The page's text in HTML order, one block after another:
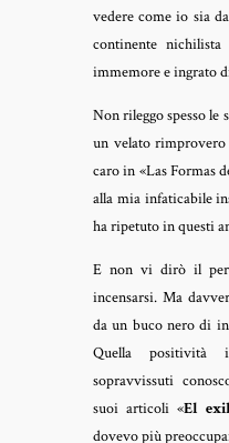
vedere come io sia
continente nichilista
immemore e ingrato
Non rileggo spesso le
un velato
caro in «Las Formas
alla mia infaticabile
ha ripetuto in questi
E non vi dirò il
incensarsi. Ma
da un buco nero di
Quella positività
sopravvissuti
suoi articoli «El
dovevo più